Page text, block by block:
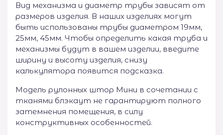
Вид механизма и диаметр трубы зависят от
размеров изделия. В наших изделиях могут
быть использованы трубы диаметром 19мм,
25мм, 45мм. Чтобы определить какая труба и
механизмы будут в вашем изделии, введите
ширину и высоту изделия, снизу
калькулятора появится подсказка.
Модель рулонных штор Мини в сочетании с
тканями блэкаут не гарантируют полного
затемнения помещения, в силу
конструктивных особенностей.